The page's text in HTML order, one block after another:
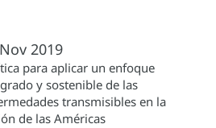
2019
para aplicar un enfoque
y sostenible de las
transmisibles en la
de las Américas